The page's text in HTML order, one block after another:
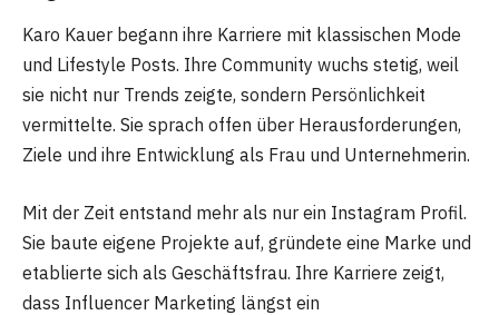
Karo Kauer begann ihre Karriere mit klassischen Mode
und Lifestyle Posts. Ihre Community wuchs stetig, weil
sie nicht nur Trends zeigte, sondern Persönlichkeit
vermittelte. Sie sprach offen über Herausforderungen,
Ziele und ihre Entwicklung als Frau und Unternehmerin.
Mit der Zeit entstand mehr als nur ein Instagram Profil.
Sie baute eigene Projekte auf, gründete eine Marke und
etablierte sich als Geschäftsfrau. Ihre Karriere zeigt,
dass Influencer Marketing längst ein